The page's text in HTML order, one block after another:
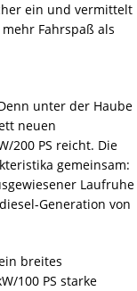
ein und vermittelt
Fahrspaß als
unter der Haube
neuen
200 PS reicht. Die
gemeinsam:
Laufruhe
Generation von
breites
100 PS starke